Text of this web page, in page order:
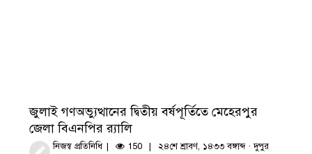
জুলাই গণঅভ্যুত্থানের দ্বিতীয় বর্ষপূর্তিতে মেহেরপুর
জেলা বিএনপির র‍্যালি
নিজস্ব প্রতিনিধি 150 ২৪শে শ্রাবণ, ১৪৩৩ বঙ্গাব্দ · দুপুর